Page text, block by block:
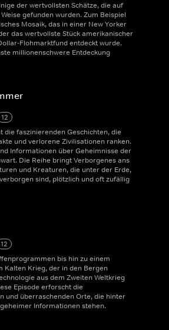
der wertvollsten Schätze, die auf
gefunden wurden. Zum Beispiel
Mosaik, das in einer New Yorker
das wertvollste Stück amerikanischer
Flohmarktfund entdeckt wurde.
millionenschwere Entdeckung
12
die faszinierenden Geschichten, die
und verlorene Zivilisationen ranken.
Informationen über Geheimnisse der
Die Reihe bringt Verborgenes ans
und Kreaturen, die unter der Erde,
sind, plötzlich und oft zufällig
12
bis hin zu einem
Kalten Krieg, der in den Bergen
aus dem Zweiten Weltkrieg
Episode erforscht die
und überraschenden Orte, die hinter
Informationen stehen.